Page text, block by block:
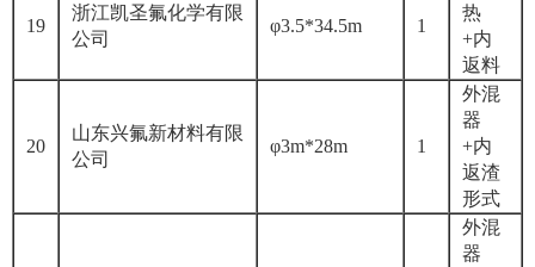
19
浙江凯圣氟化学有限
公司
φ3.5*34.5m 1
热
+内
返料
20
山东兴氟新材料有限
公司
φ3m*28m 1
外混
器
+内
返渣
形式
外混
器